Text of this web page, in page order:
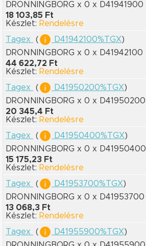
DRONNINGBORG x 0 x D41941900
18 103,85 Ft
Készlet: Rendelésre
Tagex
( D41942100%TGX)
DRONNINGBORG x 0 x D41942100
44 622,72 Ft
Készlet: Rendelésre
Tagex
( D41950200%TGX)
DRONNINGBORG x 0 x D41950200
20 345,4 Ft
Készlet: Rendelésre
Tagex
( D41950400%TGX)
DRONNINGBORG x 0 x D41950400
15 175,23 Ft
Készlet: Rendelésre
Tagex
( D41953700%TGX)
DRONNINGBORG x 0 x D41953700
13 068,3 Ft
Készlet: Rendelésre
Tagex
( D41955900%TGX)